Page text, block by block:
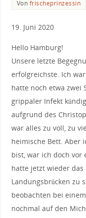
Von frischeprinzessin
19. Juni 2020
Hello Hamburg!
Unsere letzte
erfolgreichste. Ich
hatte noch etwa zwei
grippaler Infekt
aufgrund des
war alles zu voll, zu
heimische Bett. Aber
bist, war ich doch vor
hatte jetzt wieder das
Landungsbrücken zu
beobachten bei
nochmal auf den